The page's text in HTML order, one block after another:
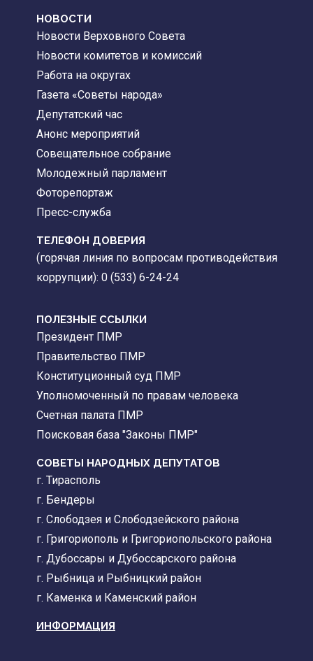
НОВОСТИ
Новости Верховного Совета
Новости комитетов и комиссий
Работа на округах
Газета «Советы народа»
Депутатский час
Анонс мероприятий
Совещательное собрание
Молодежный парламент
Фоторепортаж
Пресс-служба
ТЕЛЕФОН ДОВЕРИЯ
(горячая линия по вопросам противодействия
коррупции): 0 (533) 6-24-24
ПОЛЕЗНЫЕ ССЫЛКИ
Президент ПМР
Правительство ПМР
Конституционный суд ПМР
Уполномоченный по правам человека
Счетная палата ПМР
Поисковая база "Законы ПМР"
СОВЕТЫ НАРОДНЫХ ДЕПУТАТОВ
г. Тирасполь
г. Бендеры
г. Слободзея и Слободзейского района
г. Григориополь и Григориопольского района
г. Дубоссары и Дубоссарского района
г. Рыбница и Рыбницкий район
г. Каменка и Каменский район
ИНФОРМАЦИЯ